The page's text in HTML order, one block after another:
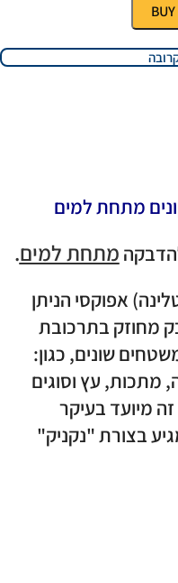
מתחת למים
מתחת למים.
אפוקסי הניתן
מחוזק בתרכובת
שונים, כגון:
מתכות, עץ וסוגים
מיועד בעיקר
בצורת "נקניק"